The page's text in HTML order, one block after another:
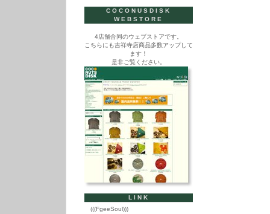
COCONUSDISK
WEBSTORE
4店舗合同のウェブストアです。
こちらにも吉祥寺店商品多数アップして
ます！
是非ご覧ください。
LINK
(((FgeeSoul)))